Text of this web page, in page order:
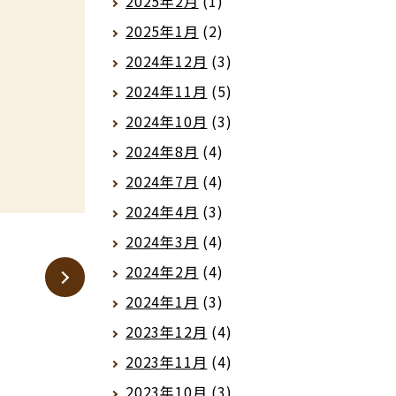
2025年1月 (2)
2024年12月 (3)
2024年11月 (5)
2024年10月 (3)
2024年8月 (4)
2024年7月 (4)
2024年4月 (3)
2024年3月 (4)
2024年2月 (4)
2024年1月 (3)
2023年12月 (4)
2023年11月 (4)
2023年10月 (3)